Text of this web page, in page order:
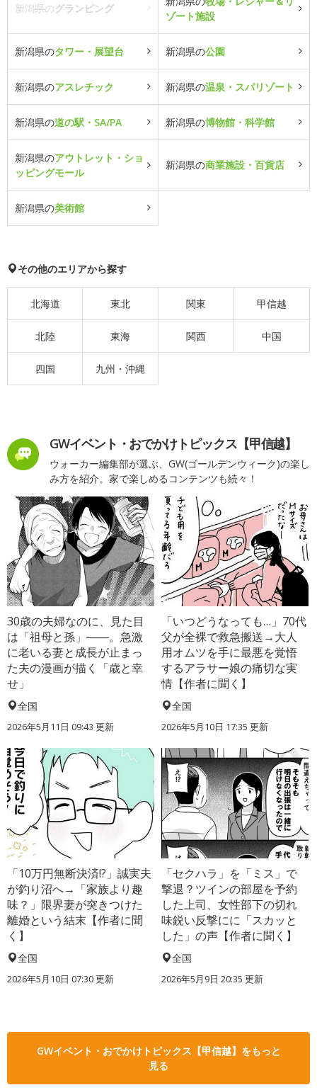
新潟県のグランピング
ゾート施設
新潟県のタワー・展望台 新潟県の公園
新潟県のアスレチック 新潟県の温泉・スパリゾート
新潟県の道の駅・SA/PA 新潟県の博物館・科学館
新潟県のアウトレット・ショ
ッピングモール
新潟県の商業施設・百貨店
新潟県の美術館
その他のエリアから探す
北海道 東北 関東 甲信越
北陸 東海 関西 中国
四国 九州・沖縄
GWイベント・おでかけトピックス【甲信越】
ウォーカー編集部が選ぶ、GW(ゴールデンウィーク)の楽し
み方を紹介。家で楽しめるコンテンツも続々！
30歳の夫婦なのに、見た目
は「祖母と孫」――。急激
に老いる妻と成長が止まっ
た夫の漫画が描く「歳と幸
せ」
全国
2026年5月11日 09:43 更新
「いつどうなっても…」70代
父が全裸で救急搬送→大人
用オムツを手に最悪を覚悟
するアラサー娘の痛切な実
情【作者に聞く】
全国
2026年5月10日 17:35 更新
「10万円無断決済!?」誠実夫
が釣り沼へ→「家族より趣
味？」限界妻が突きつけた
離婚という結末【作者に聞
く】
全国
2026年5月10日 07:30 更新
「セクハラ」を「ミス」で
撃退？ツインの部屋を予約
した上司、女性部下の切れ
味鋭い反撃にに「スカッと
した」の声【作者に聞く】
全国
2026年5月9日 20:35 更新
GWイベント・おでかけトピックス【甲信越】をもっと
見る